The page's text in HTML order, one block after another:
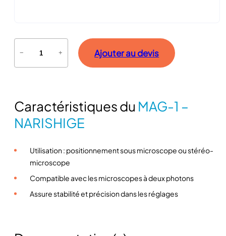
a
i
t
é
e
A
− + Ajouter au devis
Caractéristiques du MAG-1 –
NARISHIGE
Utilisation : positionnement sous microscope ou stéréo-
microscope
Compatible avec les microscopes à deux photons
Assure stabilité et précision dans les réglages